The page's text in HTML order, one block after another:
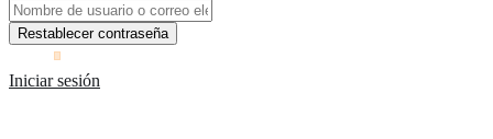
Iniciar sesión